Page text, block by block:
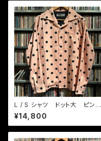
L / S シャツ ドット大 ピンク/
BK
¥14,800